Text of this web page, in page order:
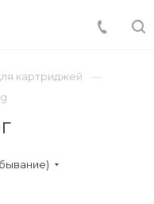
картриджей